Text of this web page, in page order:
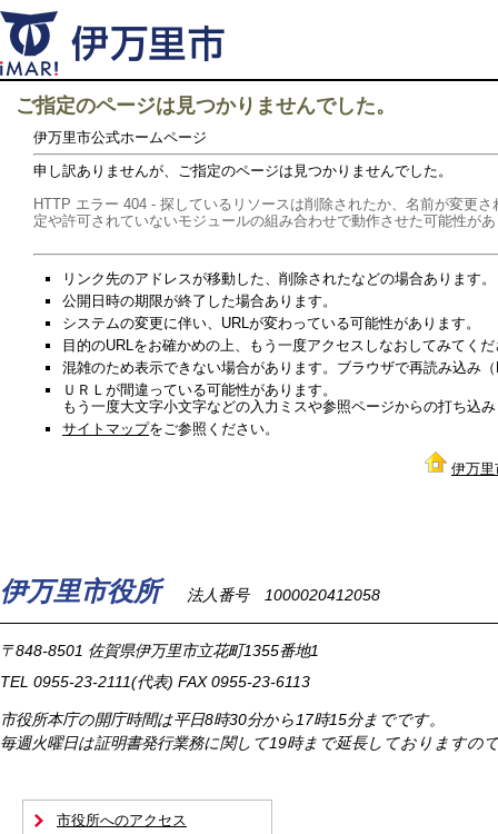
ご指定のページは見つかりませんでした。
伊万里市公式ホームページ
申し訳ありませんが、ご指定のページは見つかりませんでした。
HTTP エラー 404 - 探しているリソースは削除されたか、名前が変更
定や許可されていないモジュールの組み合わせで動作させた可能性が
リンク先のアドレスが移動した、削除されたなどの場合あります。
公開日時の期限が終了した場合あります。
システムの変更に伴い、URLが変わっている可能性があります。
目的のURLをお確かめの上、もう一度アクセスしなおしてみてく
混雑のため表示できない場合があります。ブラウザで再読み込み
ＵＲＬが間違っている可能性があります。
もう一度大文字小文字などの入力ミスや参照ページからの打ち込
サイトマップをご参照ください。
伊万里
伊万里市役所 法人番号 1000020412058
〒848-8501 佐賀県伊万里市立花町1355番地1
TEL 0955-23-2111(代表) FAX 0955-23-6113
市役所本庁の開庁時間は平日8時30分から17時15分までです。
毎週火曜日は証明書発行業務に関して19時まで延長しておりますの
市役所へのアクセス